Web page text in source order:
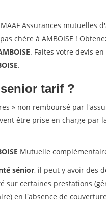
Assurances mutuelles
chère à AMBOISE !
. Faites votre devis
.
tarif ?
» non remboursé par
être prise en charge par
Mutuelle
sénior, il peut y avoir des
sur certaines prestations
en l'absence de